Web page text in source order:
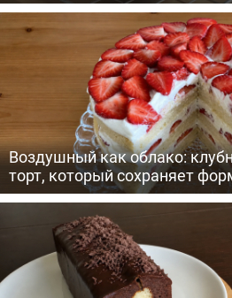
Воздушный как облако:
торт, который сохраняет